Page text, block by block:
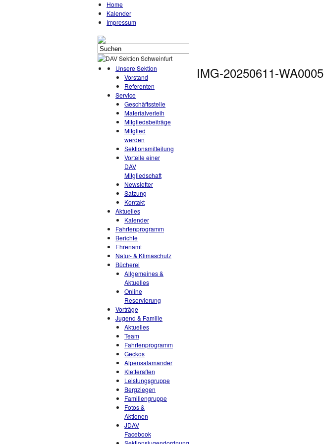
Home
Kalender
Impressum
Unsere Sektion
Vorstand
Referenten
Service
Geschäftsstelle
Materialverleih
Mitgliedsbeiträge
Mitglied
werden
Sektionsmitteilung
Vorteile einer
DAV
Mitgliedschaft
Newsletter
Satzung
Kontakt
Aktuelles
Kalender
Fahrtenprogramm
Berichte
Ehrenamt
Natur- & Klimaschutz
Bücherei
Allgemeines &
Aktuelles
Online
Reservierung
Vorträge
Jugend & Familie
Aktuelles
Team
Fahrtenprogramm
Geckos
Alpensalamander
Kletteraffen
Leistungsgruppe
Bergziegen
Familiengruppe
Fotos &
Aktionen
JDAV
Facebook
IMG-20250611-WA0005